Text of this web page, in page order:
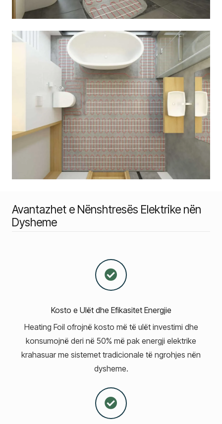
Avantazhet e Nënshtresës Elektrike nën
Dysheme
Kosto e Ulët dhe Efikasitet Energjie
Heating Foil ofrojnë kosto më të ulët investimi dhe
konsumojnë deri në 50% më pak energji elektrike
krahasuar me sistemet tradicionale të ngrohjes nën
dysheme.